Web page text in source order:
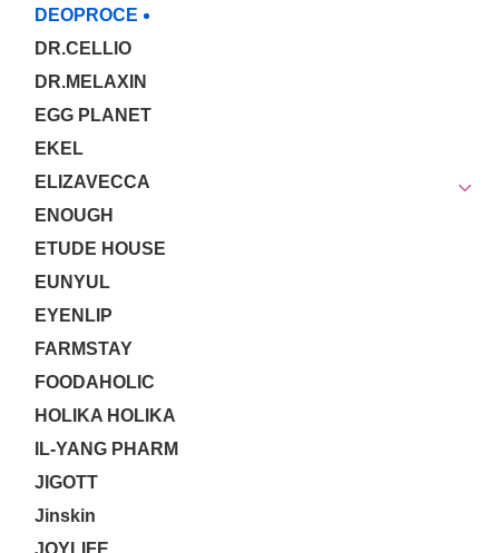
DEOPROCE
DR.CELLIO
DR.MELAXIN
EGG PLANET
EKEL
ELIZAVECCA
ENOUGH
ETUDE HOUSE
EUNYUL
EYENLIP
FARMSTAY
FOODAHOLIC
HOLIKA HOLIKA
IL-YANG PHARM
JIGOTT
Jinskin
JOYLIFE